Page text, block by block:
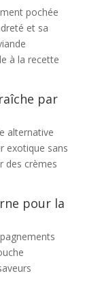
pochée
et sa
à la recette
par
alternative
exotique sans
des crèmes
pour la